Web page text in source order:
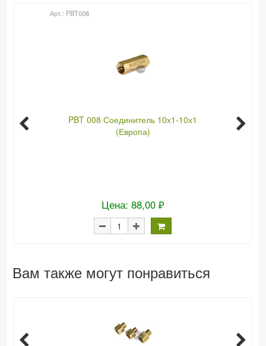
Арт.: PBT008
PBT 008 Соединитель 10х1-10х1
(Европа)
Цена: 88,00 ₽
Вам также могут понравиться